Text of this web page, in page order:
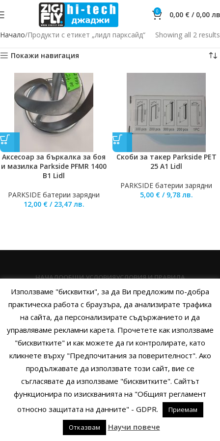
0 0,00 € / 0,00
Начало Продукти с етикет „лидл парксайд“ Showing all 2 results
Покажи навигация
Аксесоар за бъркалка за боя
и мазилка Parkside PFMR 1400
B1 Lidl
PARKSIDE батерии зарядни
12,00 € / 23,47 лв.
Скоби за такер Parkside PET
25 A1 Lidl
PARKSIDE батерии зарядни
5,00 € / 9,78 лв.
НАЧАЛООБЩИ УСЛОВИЯУСЛОВИЯ И ПРАВИЛА
ПОЛИТИКА НА БИСКВИТКИТЕПОЛИТИКА ЗА ПОВЕРИТЕЛНОСТ
НАЧИНИ НА ПЛАЩАНЕИЗПРАТЕТЕ ЗАПИТВАНЕ
Copyright © 2014 - 2024 Zigifly.com — Developed byWe Work With
You
Използваме "бисквитки", за да Ви предложим по-добра
практическа работа с браузъра, да анализирате трафика
на сайта, да персонализирате съдържанието и да
управляваме рекламни карета. Прочетете как използваме
"бисквитките" и как можете да ги контролирате, като
кликнете върху "Предпочитания за поверителност". Ако
продължавате да използвате този сайт, вие се
съгласявате да използваме "бисквитките". Сайтът
функционира по изискванията на "Общият регламент
относно защитата на данните" - GDPR.
Приемам
Отказвам
Научи повече